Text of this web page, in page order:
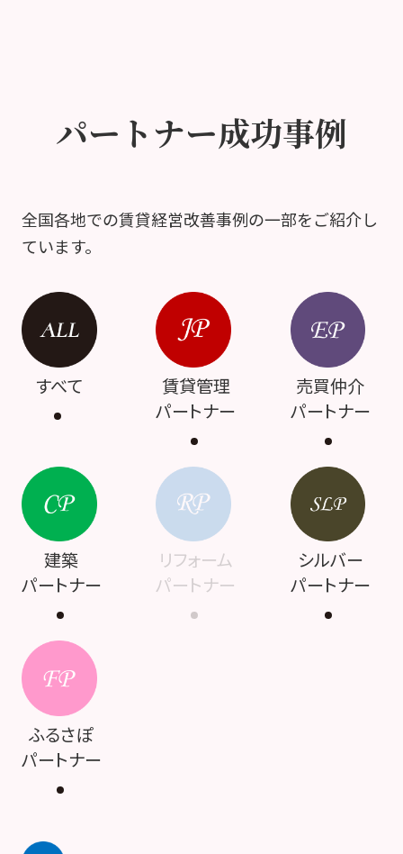
パートナー成功事例
全国各地での賃貸経営改善事例の一部をご紹介し
ています。
すべて
賃貸管理
パートナー
売買仲介
パートナー
建築
パートナー
リフォーム
パートナー
シルバー
パートナー
ふるさぽ
パートナー